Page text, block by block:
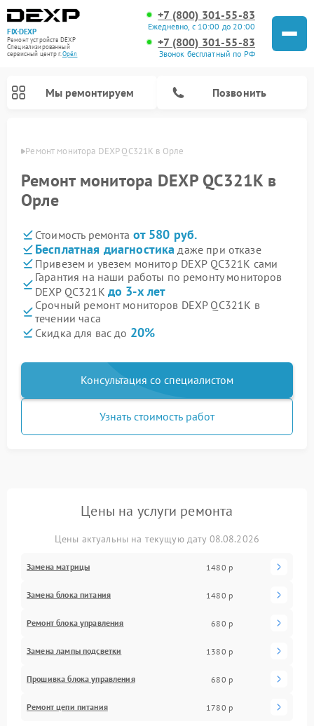
FIX-DEXP
Ремонт устройств DEXP
Специализированный
cервисный центр г.Орёл
+7 (800) 301-55-83
Ежедневно, с 10:00 до 20:00
+7 (800) 301-55-83
Звонок бесплатный по РФ
Мы ремонтируем Позвонить
Ремонт монитора DEXP QC321K в Орле
Ремонт монитора DEXP QC321K в
Орле
Стоимость ремонта от 580 руб.
Бесплатная диагностика даже при отказе
Привезем и увезем монитор DEXP QC321K сами
Гарантия на наши работы по ремонту мониторов
DEXP QC321K до 3-х лет
Срочный ремонт мониторов DEXP QC321K в
течении часа
Скидка для вас до 20%
Консультация со специалистом
Узнать стоимость работ
Цены на услуги ремонта
Цены актуальны на текущую дату 08.08.2026
Замена матрицы 1480 р
Замена блока питания 1480 р
Ремонт блока управления 680 р
Замена лампы подсветки 1380 р
Прошивка блока управления 680 р
Ремонт цепи питания 1780 р